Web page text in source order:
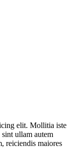
elit. Mollitia iste
ullam autem
reiciendis maiores